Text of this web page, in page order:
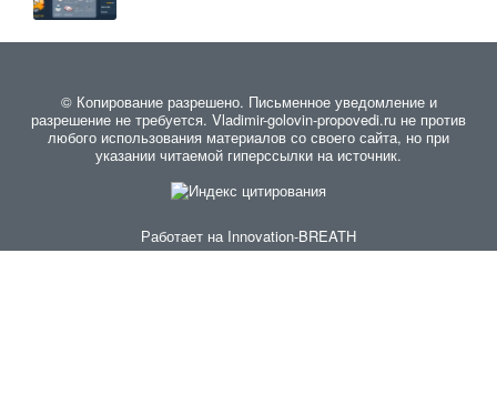
© Копирование разрешено. Письменное уведомление и
разрешение не требуется. Vladimir-golovin-propovedi.ru не против
любого использования материалов со своего сайта, но при
указании читаемой гиперссылки на источник.
Работает на Innovation-BREATH